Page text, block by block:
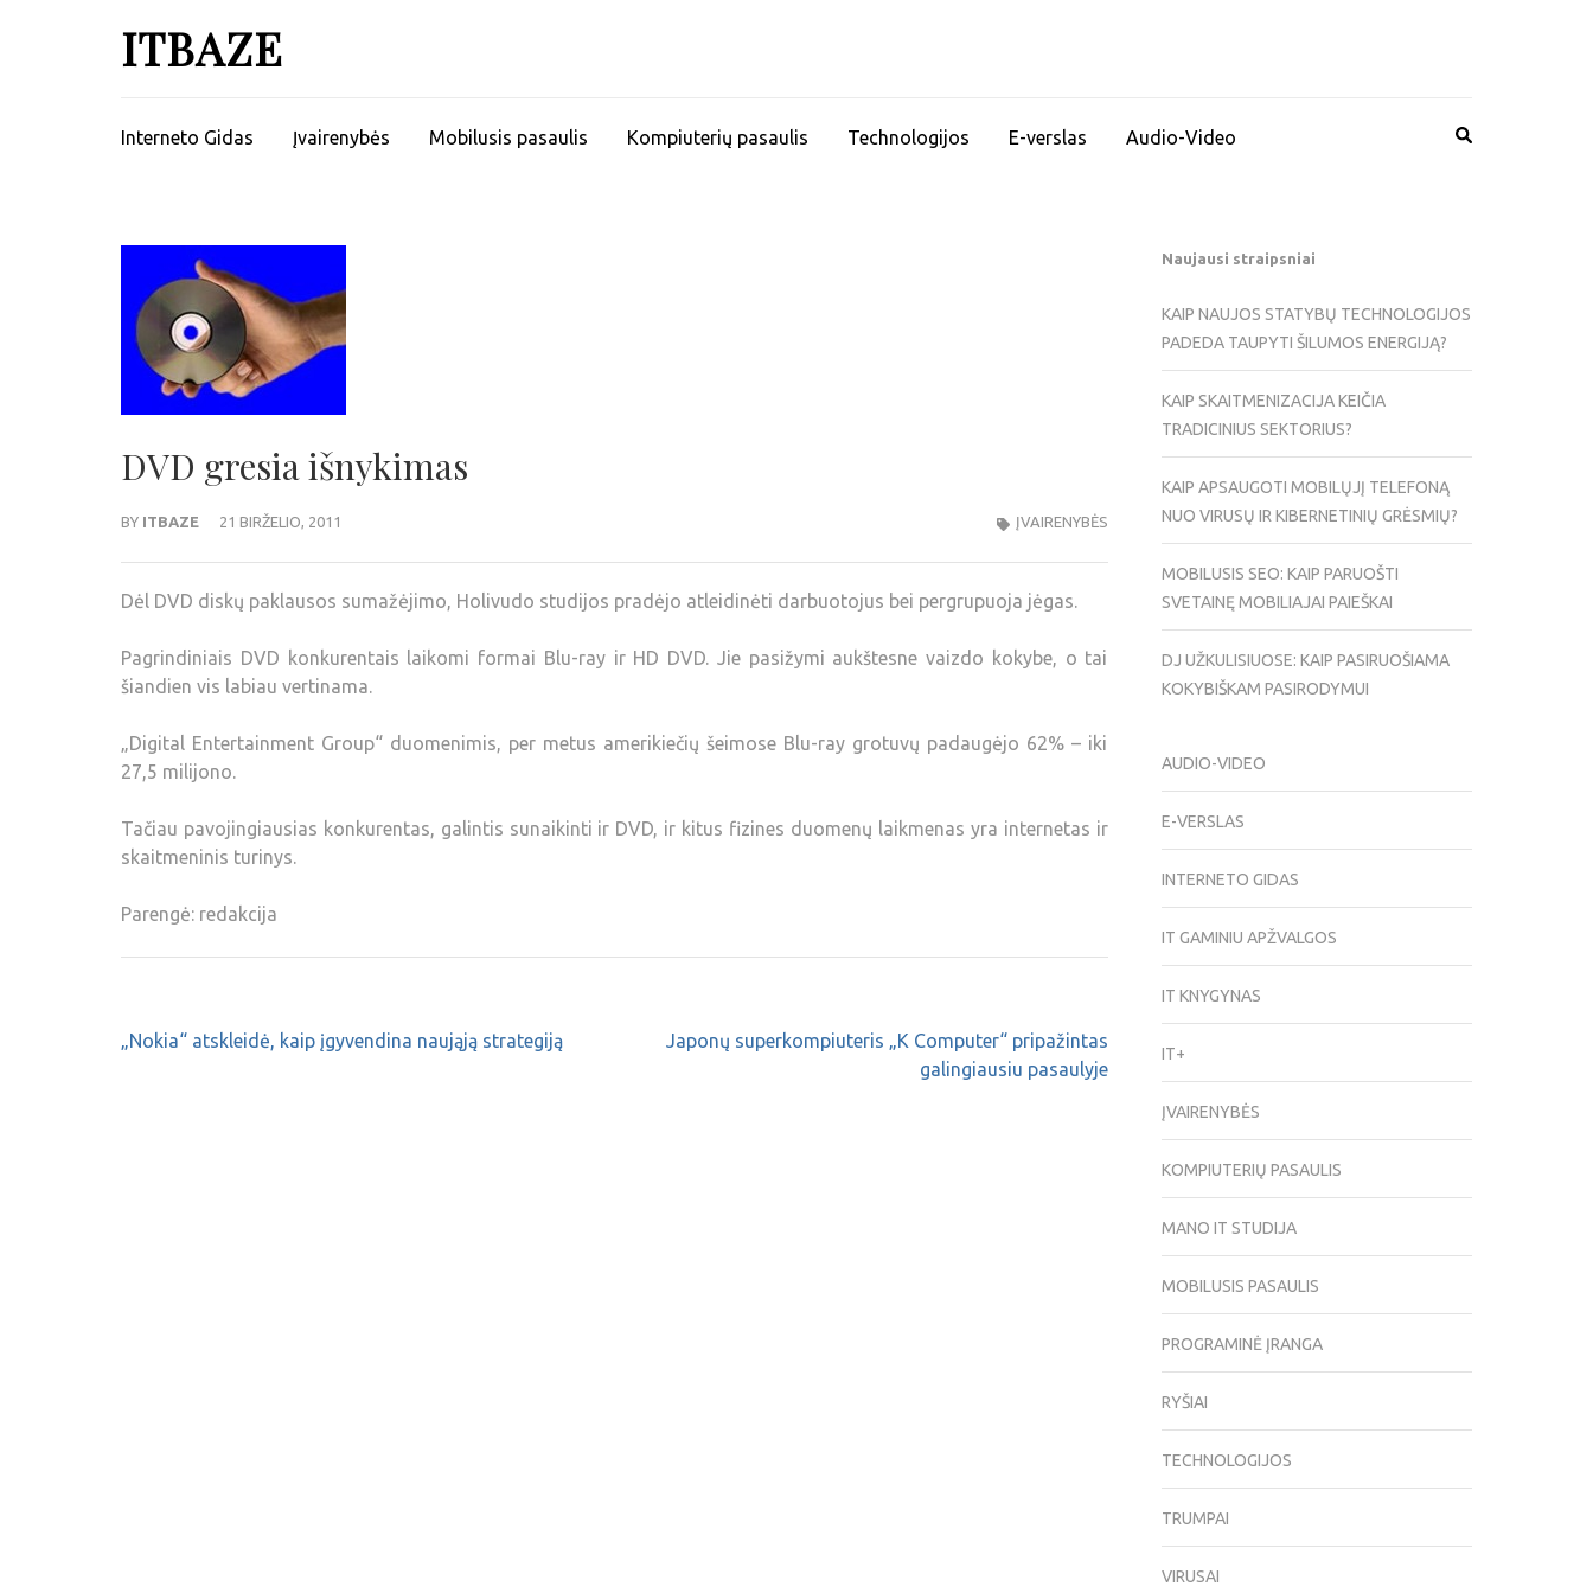
ITBAZE
Interneto Gidas Įvairenybės Mobilusis pasaulis Kompiuterių pasaulis Technologijos E-verslas Audio-Video
DVD gresia išnykimas
BY ITBAZE 21 BIRŽELIO, 2011 ĮVAIRENYBĖS
Dėl DVD diskų paklausos sumažėjimo, Holivudo studijos pradėjo atleidinėti darbuotojus bei pergrupuoja jėgas.
Pagrindiniais DVD konkurentais laikomi formai Blu-ray ir HD DVD. Jie pasižymi aukštesne vaizdo kokybe, o tai
šiandien vis labiau vertinama.
„Digital Entertainment Group“ duomenimis, per metus amerikiečių šeimose Blu-ray grotuvų padaugėjo 62% – iki
27,5 milijono.
Tačiau pavojingiausias konkurentas, galintis sunaikinti ir DVD, ir kitus fizines duomenų laikmenas yra internetas ir
skaitmeninis turinys.
Parengė: redakcija
„Nokia“ atskleidė, kaip įgyvendina naująją strategiją
Japonų superkompiuteris „K Computer“ pripažintas
galingiausiu pasaulyje
Naujausi straipsniai
KAIP NAUJOS STATYBŲ TECHNOLOGIJOS
PADEDA TAUPYTI ŠILUMOS ENERGIJĄ?
KAIP SKAITMENIZACIJA KEIČIA
TRADICINIUS SEKTORIUS?
KAIP APSAUGOTI MOBILŲJĮ TELEFONĄ
NUO VIRUSŲ IR KIBERNETINIŲ GRĖSMIŲ?
MOBILUSIS SEO: KAIP PARUOŠTI
SVETAINĘ MOBILIAJAI PAIEŠKAI
DJ UŽKULISIUOSE: KAIP PASIRUOŠIAMA
KOKYBIŠKAM PASIRODYMUI
AUDIO-VIDEO
E-VERSLAS
INTERNETO GIDAS
IT GAMINIU APŽVALGOS
IT KNYGYNAS
IT+
ĮVAIRENYBĖS
KOMPIUTERIŲ PASAULIS
MANO IT STUDIJA
MOBILUSIS PASAULIS
PROGRAMINĖ ĮRANGA
RYŠIAI
TECHNOLOGIJOS
TRUMPAI
VIRUSAI